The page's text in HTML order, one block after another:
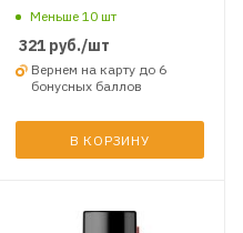
thread locker 9 гр.
Меньше 10 шт
321руб./шт
Вернем на карту до 6
бонусных баллов
В КОРЗИНУ